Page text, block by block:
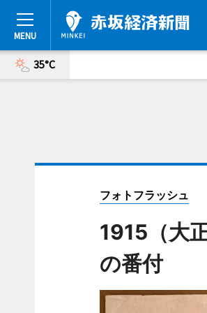
35°C
フォトフラッシュ
1915（大
の番付